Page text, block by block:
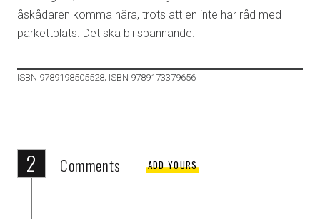
åskådaren komma nära, trots att en inte har råd med
parkettplats. Det ska bli spännande.
ISBN 9789198505528; ISBN 9789173379656
2 Comments ADD YOURS